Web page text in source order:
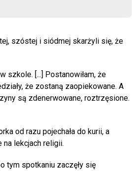
szóstej i siódmej skarżyli się, że
szkole. [...] Postanowiłam, że
że zostaną zaopiekowane. A
są zdenerwowane, roztrzęsione.
od razu pojechała do kurii, a
lekcjach religii.
tym spotkaniu zaczęły się